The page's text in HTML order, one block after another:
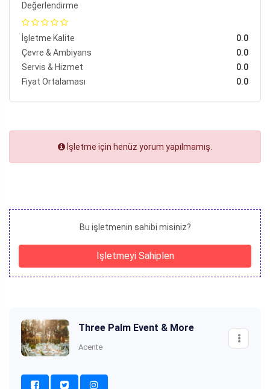
Değerlendirme
İşletme Kalite
0.0
Çevre & Ambiyans
0.0
Servis & Hizmet
0.0
Fiyat Ortalaması
0.0
İşletme için henüz yorum yapılmamış.
Bu işletmenin sahibi misiniz?
İşletmeyi Sahiplen
Three Palm Event & More
Acente